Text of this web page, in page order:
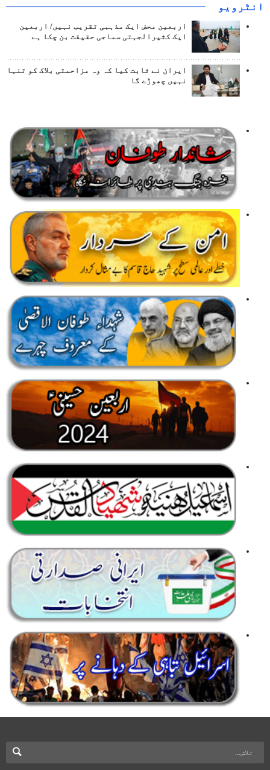
انٹرويو
اربعین محض ایک مذہبی تقریب نہیں/ اربعین
ایک کثیرالجہتی سماجی حقیقت بن چکا ہے
ایران نے ثابت کیا کہ وہ مزاحمتی بلاک کو تنہا
نہیں چھوڑے گا